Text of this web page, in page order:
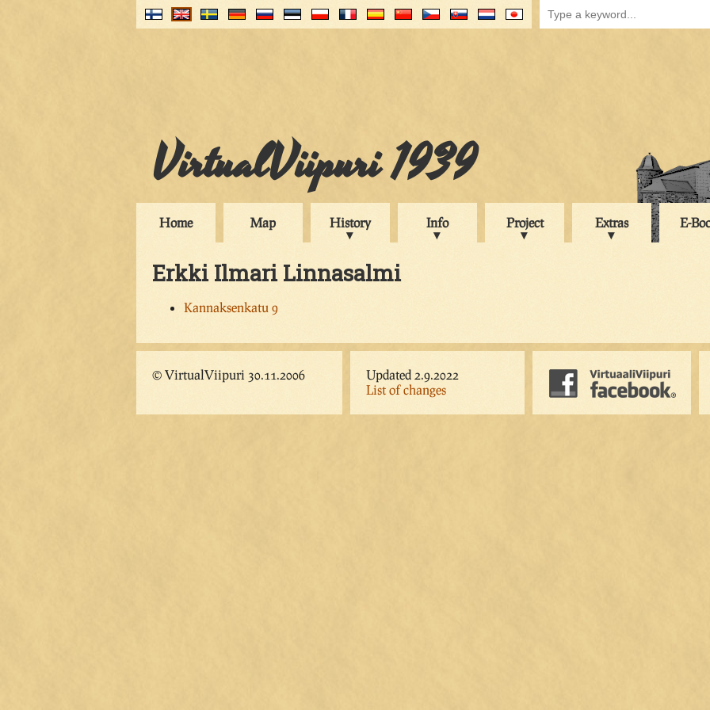
VirtualViipuri 1939
Home Map History Info Project Extras E-
Erkki Ilmari Linnasalmi
Kannaksenkatu 9
© VirtualViipuri 30.11.2006
Updated 2.9.2022
List of changes